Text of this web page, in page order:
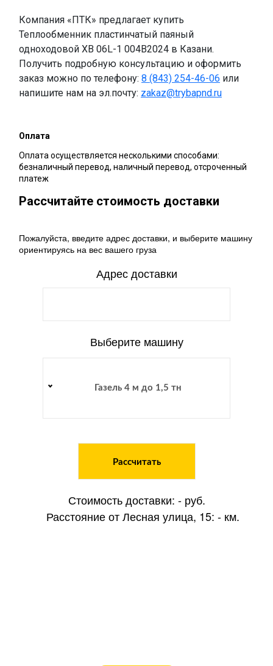
Компания «ПТК» предлагает купить
Теплообменник пластинчатый паяный
одноходовой XB 06L-1 004B2024 в Казани.
Получить подробную консультацию и оформить
заказ можно по телефону: 8 (843) 254-46-06 или
напишите нам на эл.почту: zakaz@trybapnd.ru
Оплата
Оплата осуществляется несколькими способами:
безналичный перевод, наличный перевод, отсроченный
платеж
Рассчитайте стоимость доставки
Пожалуйста, введите адрес доставки, и выберите машину
ориентируясь на вес вашего груза
Адрес доставки
Выберите машину
Газель 4 м до 1,5 тн
Рассчитать
Стоимость доставки: -руб.
Расстояние от Лесная улица, 15: -км.